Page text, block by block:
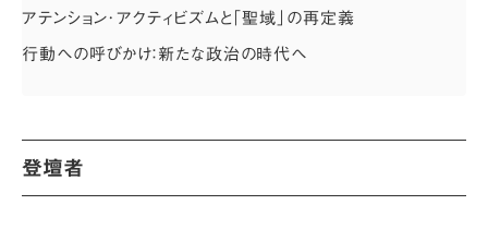
アテンション･アクティビズムと「聖域」の再定義
行動への呼びかけ：新たな政治の時代へ
登壇者